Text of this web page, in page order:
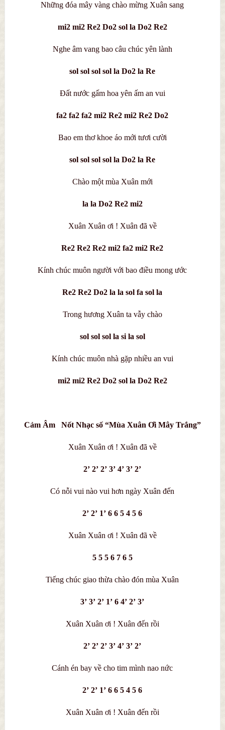
Những đóa mây vàng chào mừng Xuân sang
mi2 mi2 Re2 Do2 sol la Do2 Re2
Nghe âm vang bao câu chúc yên lành
sol sol sol sol la Do2 la Re
Đất nước gấm hoa yên ấm an vui
fa2 fa2 fa2 mi2 Re2 mi2 Re2 Do2
Bao em thơ khoe áo mới tươi cười
sol sol sol sol la Do2 la Re
Chào một mùa Xuân mới
la la Do2 Re2 mi2
Xuân Xuân ơi ! Xuân đã về
Re2 Re2 Re2 mi2 fa2 mi2 Re2
Kính chúc muôn người với bao điều mong ước
Re2 Re2 Do2 la la sol fa sol la
Trong hương Xuân ta vẫy chào
sol sol sol la si la sol
Kính chúc muôn nhà gặp nhiều an vui
mi2 mi2 Re2 Do2 sol la Do2 Re2
Cảm Âm Nốt Nhạc số “Mùa Xuân Ơi Mây Trắng”
Xuân Xuân ơi ! Xuân đã về
2’ 2’ 2’ 3’ 4’ 3’ 2’
Có nỗi vui nào vui hơn ngày Xuân đến
2’ 2’ 1’ 6 6 5 4 5 6
Xuân Xuân ơi ! Xuân đã về
5 5 5 6 7 6 5
Tiếng chúc giao thừa chào đón mùa Xuân
3’ 3’ 2’ 1’ 6 4’ 2’ 3’
Xuân Xuân ơi ! Xuân đến rồi
2’ 2’ 2’ 3’ 4’ 3’ 2’
Cánh én bay về cho tim mình nao nức
2’ 2’ 1’ 6 6 5 4 5 6
Xuân Xuân ơi ! Xuân đến rồi